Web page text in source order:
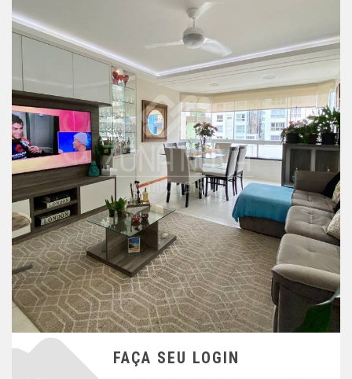
FAÇA SEU LOGIN